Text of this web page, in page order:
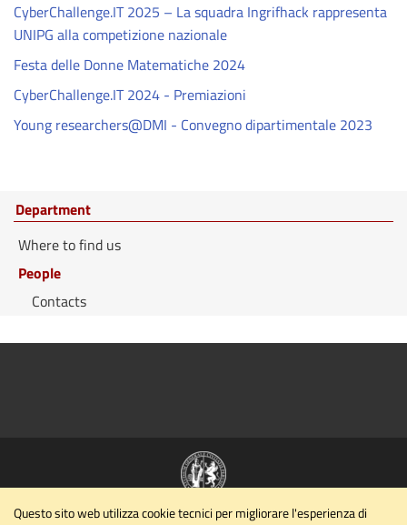
CyberChallenge.IT 2025 – La squadra Ingrifhack rappresenta
UNIPG alla competizione nazionale
Festa delle Donne Matematiche 2024
CyberChallenge.IT 2024 - Premiazioni
Young researchers@DMI - Convegno dipartimentale 2023
Department
Where to find us
People
Contacts
Dipartimento di Matematica e Informatica
Questo sito web utilizza cookie tecnici per migliorare l'esperienza di